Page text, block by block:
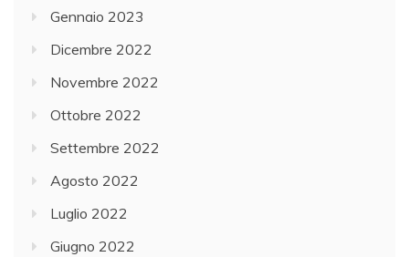
Gennaio 2023
Dicembre 2022
Novembre 2022
Ottobre 2022
Settembre 2022
Agosto 2022
Luglio 2022
Giugno 2022